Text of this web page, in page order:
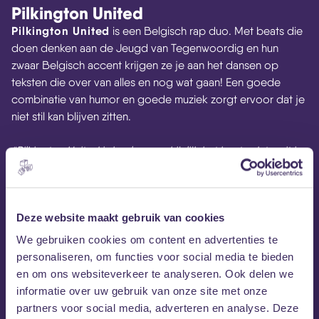
Deze website maakt gebruik van cookies
We gebruiken cookies om content en advertenties te
personaliseren, om functies voor social media te bieden
en om ons websiteverkeer te analyseren. Ook delen we
informatie over uw gebruik van onze site met onze
partners voor social media, adverteren en analyse. Deze
Pilkington United
Pilkington United is een Belgisch rap duo. Met beats die
doen denken aan de Jeugd van Tegenwoordig en hun
zwaar Belgisch accent krijgen ze je aan het dansen op
teksten die over van alles en nog wat gaan! Een goede
combinatie van humor en goede muziek zorgt ervoor dat je
niet stil kan blijven zitten.
“Pilkington United is heel waarschijnlijk het beste dat ooit in
het Nederlands is uitgebracht. Meesterpoëet Zjwal laat op
virtuoze manier zien hoe taal de gebruiker kan dienen, met
Dhee, de Kanye West van Zonhoven, brachten de twee
vorig jaar hun éérste Magnum Opus uit.” –Madame
Gauloise